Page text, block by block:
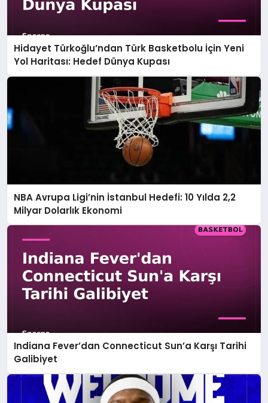
Hidayet Türkoğlu’ndan Türk Basketbolu İçin Yeni
Yol Haritası: Hedef Dünya Kupası
NBA Avrupa Ligi’nin İstanbul Hedefi: 10 Yılda 2,2
Milyar Dolarlık Ekonomi
Indiana Fever’dan Connecticut Sun’a Karşı Tarihi
Galibiyet